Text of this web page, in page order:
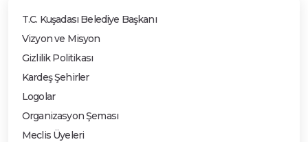
T.C. Kuşadası Belediye Başkanı
Vizyon ve Misyon
Gizlilik Politikası
Kardeş Şehirler
Logolar
Organizasyon Şeması
Meclis Üyeleri